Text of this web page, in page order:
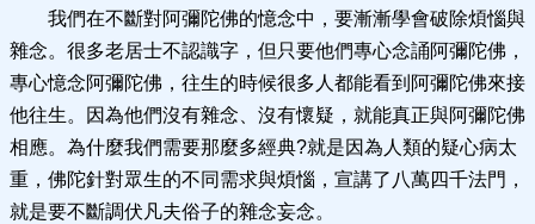
我們在不斷對阿彌陀佛的憶念中，要漸漸學會破除煩惱與
雜念。很多老居士不認識字，但只要他們專心念誦阿彌陀佛，
專心憶念阿彌陀佛，往生的時候很多人都能看到阿彌陀佛來接
他往生。因為他們沒有雜念、沒有懷疑，就能真正與阿彌陀佛
相應。為什麼我們需要那麼多經典?就是因為人類的疑心病太
重，佛陀針對眾生的不同需求與煩惱，宣講了八萬四千法門，
就是要不斷調伏凡夫俗子的雜念妄念。